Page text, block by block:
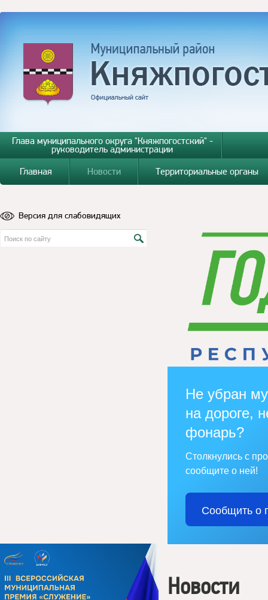
Глава муниципального округа "Княжпогостский" -
руководитель администрации
Главная
Новости Территориальные органы
Версия для слабовидящих
Не убран
на дороге,
фонарь?
Столкнулись с
сообщите о ней!
Сообщить о
Новости